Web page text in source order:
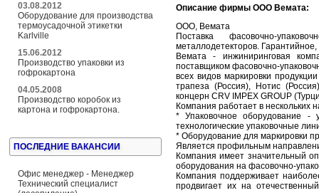
03.08.2012
Оборудование для производства
термоусадочной этикетки
Karlville
15.06.2012
Производство упаковки из
гофрокартона
04.05.2008
Производство коробок из
картона и гофрокартона.
ПОСЛЕДНИЕ ВАКАНСИИ
Офис менеджер - Менеджер
Технический специалист
Описание фирмы ООО Вемата:
ООО, Вемата
Поставка фасовочно-
металлодетекторов.
Вемата - инжиниринговая
поставщиком фасовочно-
всех видов маркировки
трапеза (Россия), Нотис
концерн CRV IMPEX GROUP
Компания работает в нескольких
* Упаковочное оборудование -
технологические упаковочные
* Оборудование для маркировки
Является профильным
Компания имеет значительный
оборудования на фасовочно-
Компания поддерживает
продвигает их на